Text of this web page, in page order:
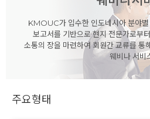
KMOUC가 입수한 인도네시아 분야별
보고서를 기반으로 현지 전문가로부
소통의 장을 마련하여 회원간 교류를 통
웨비나 서비
주요형태